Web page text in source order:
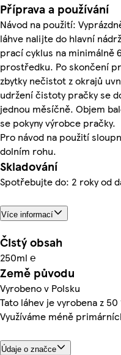
Příprava a používání
Návod na použití:
láhve nalijte do hlavní
prací cyklus na minimálně
prostředku. Po skončení
zbytky nečistot z okrajů
udržení čistoty pračky se
jednou měsíčně. Objem
se pokyny výrobce pračky.
Pro návod na použití
dolním rohu.
Skladování
Spotřebujte do: 2 roky od
Více informací
Čistý obsah
250ml ℮
Země původu
Vyrobeno v Polsku
Tato láhev je vyrobena z
Využíváme méně
Údaje o značce